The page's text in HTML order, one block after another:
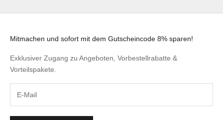
Mitmachen und sofort mit dem Gutscheincode 8% sparen!
Exklusiver Zugang zu Angeboten, Vorbestellrabatte &
Vorteilspakete.